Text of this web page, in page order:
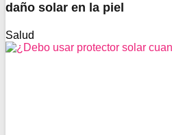
daño solar en la piel
Salud